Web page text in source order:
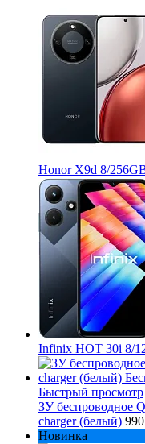
Honor X9d 8/
Infinix HOT 30i 8/
Быстрый просмотр
ЗУ беспроводное
charger (белый)
Новинка